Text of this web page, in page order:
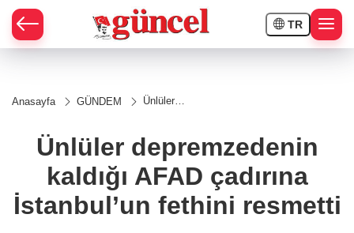
TR
Anasayfa GÜNDEM
Ünlüler
çadırına
İstanbul’un
fethini resmetti
Ünlüler depremzedenin
kaldığı AFAD çadırına
İstanbul’un fethini resmetti